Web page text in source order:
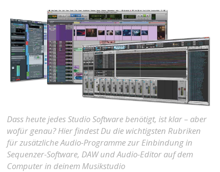
Dass heute jedes Studio Software benötigt, ist klar – aber
wofür genau? Hier findest Du die wichtigsten Rubriken
für zusätzliche Audio-Programme zur Einbindung in
Sequenzer-Software, DAW und Audio-Editor auf dem
Computer in deinem Musikstudio